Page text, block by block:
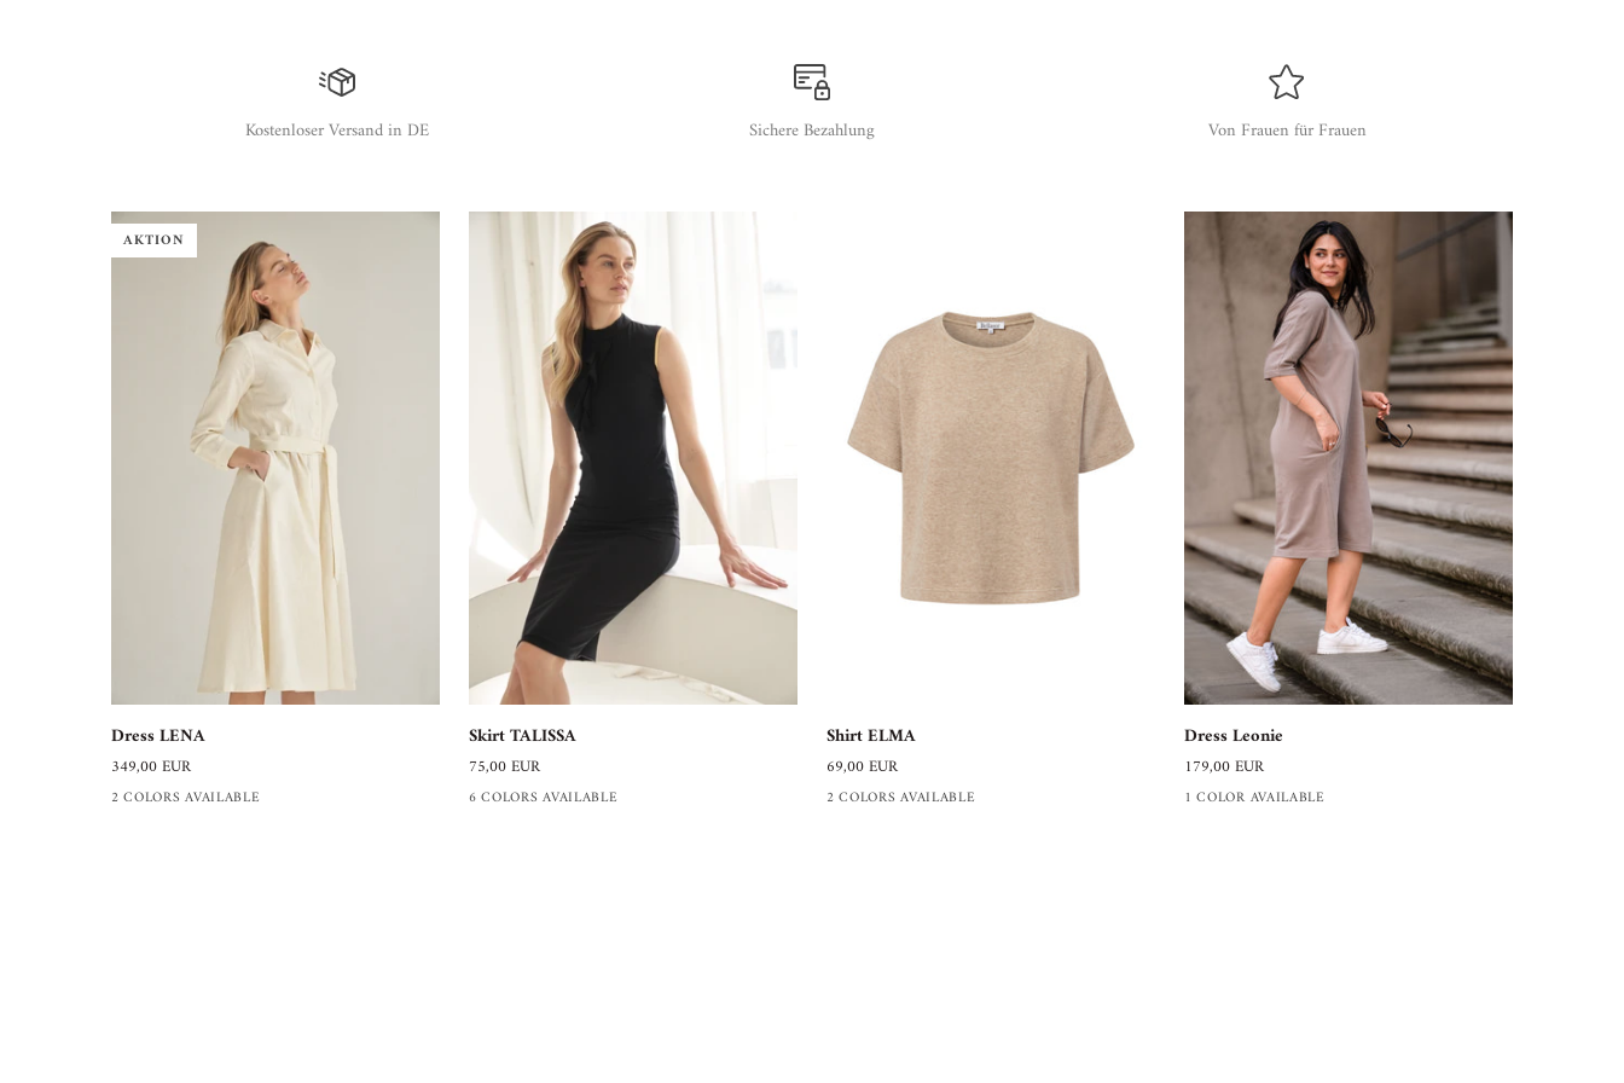
Kostenloser Versand in DE Sichere Bezahlung Von Frauen für Frauen
AKTION
Dress
LENA
Dress LENA
349,00 EUR
2 COLORS AVAILABLE
Skirt
TALISSA
Skirt TALISSA
75,00 EUR
6 COLORS AVAILABLE
Shirt
ELMA
Shirt ELMA
69,00 EUR
2 COLORS AVAILABLE
Dress
Leonie
Dress Leonie
179,00 EUR
1 COLOR AVAILABLE